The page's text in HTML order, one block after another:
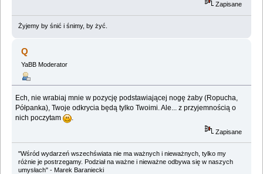
Zapisane
Żyjemy by śnić i śnimy, by żyć.
Q
YaBB Moderator
Ech, nie wrabiaj mnie w pozycję podstawiającej nogę żaby (Ropucha,
Półpanka), Twoje odkrycia będą tylko Twoimi. Ale... z przyjemnością o
nich poczytam
Zapisane
"Wśród wydarzeń wszechświata nie ma ważnych i nieważnych, tylko my
różnie je postrzegamy. Podział na ważne i nieważne odbywa się w naszych
umysłach" - Marek Baraniecki